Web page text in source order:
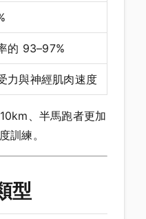
的 93–97%
力與神經肌肉速度
、半馬跑者更加
訓練。
型